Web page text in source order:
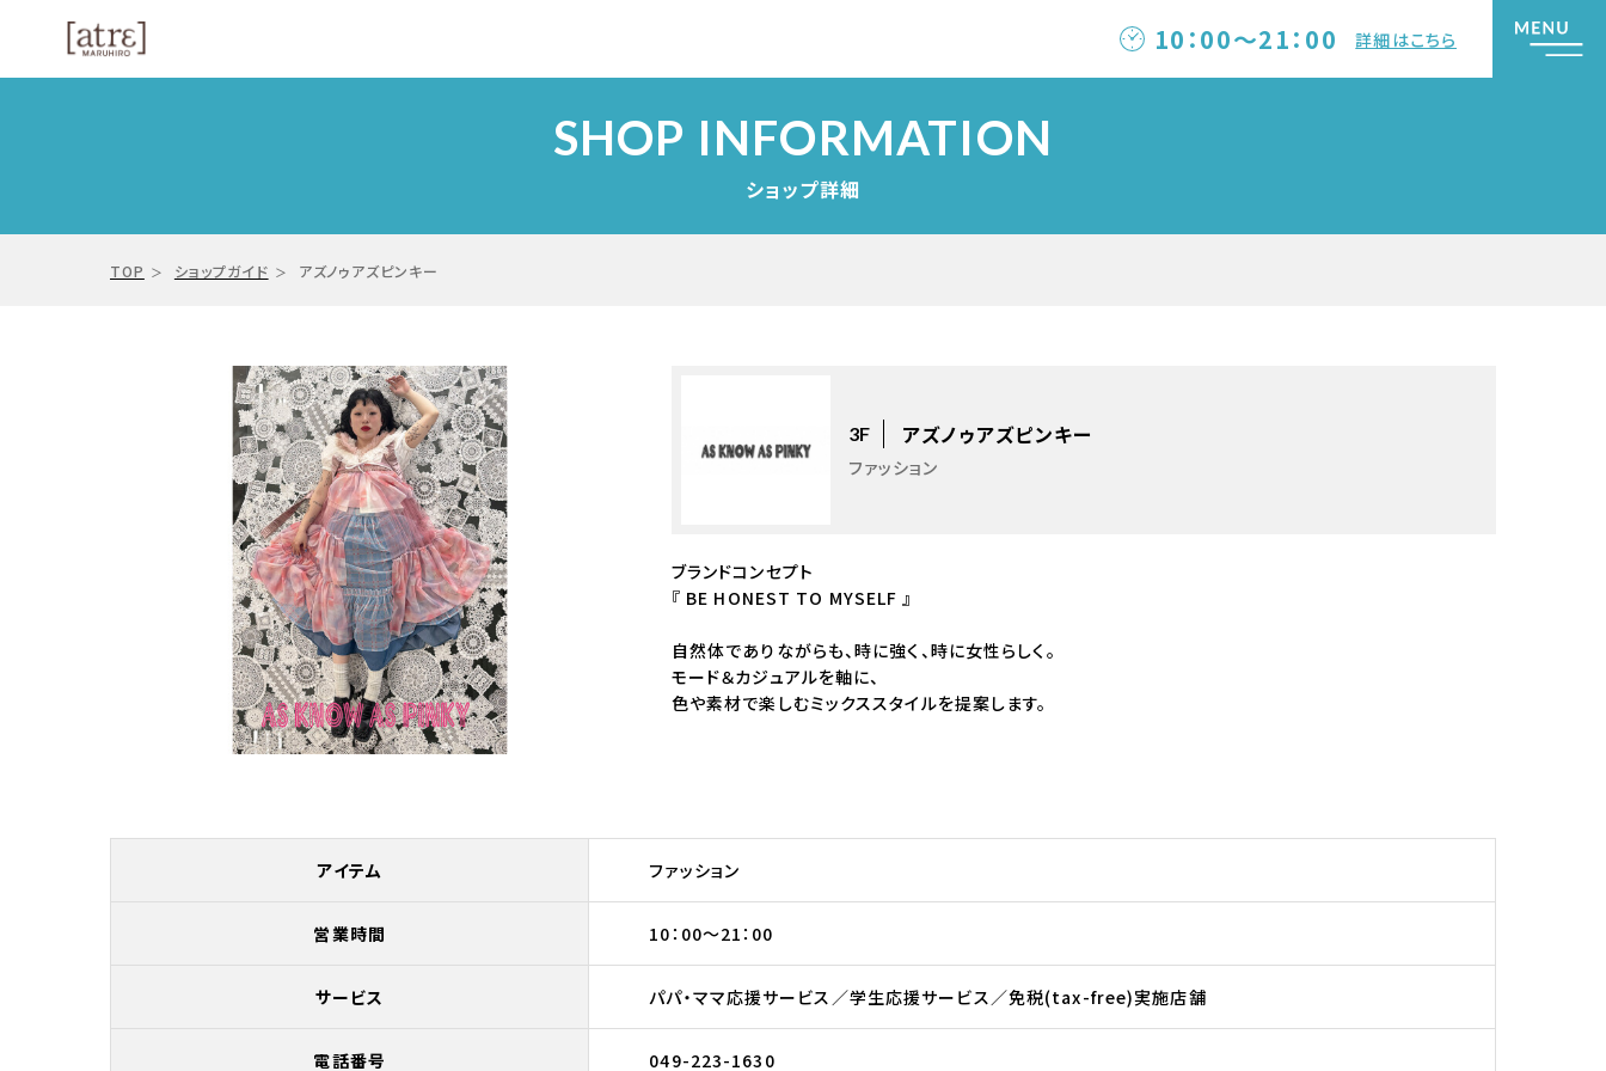
10：00～21：00 詳細はこちら
SHOP INFORMATION
ショップ詳細
TOP ショップガイド アズノゥアズピンキー
3F アズノゥアズピンキー
ファッション
ブランドコンセプト
『 BE HONEST TO MYSELF 』
自然体でありながらも、時に強く、時に女性らしく。
モード＆カジュアルを軸に、
色や素材で楽しむミックススタイルを提案します。
アイテム ファッション
営業時間 10：00～21：00
サービス パパ・ママ応援サービス／学生応援サービス／免税(tax-free)実施店舗
電話番号 049-223-1630